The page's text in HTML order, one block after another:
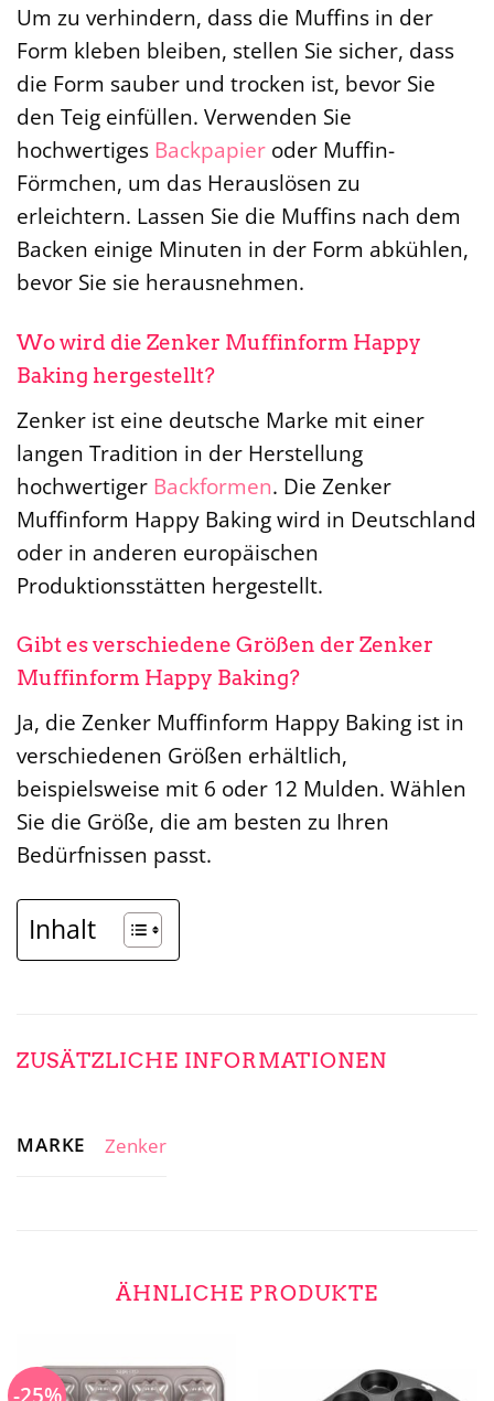
Um zu verhindern, dass die Muffins in der
Form kleben bleiben, stellen Sie sicher, dass
die Form sauber und trocken ist, bevor Sie
den Teig einfüllen. Verwenden Sie
hochwertiges Backpapier oder Muffin-
Förmchen, um das Herauslösen zu
erleichtern. Lassen Sie die Muffins nach dem
Backen einige Minuten in der Form abkühlen,
bevor Sie sie herausnehmen.
Wo wird die Zenker Muffinform Happy
Baking hergestellt?
Zenker ist eine deutsche Marke mit einer
langen Tradition in der Herstellung
hochwertiger Backformen. Die Zenker
Muffinform Happy Baking wird in Deutschland
oder in anderen europäischen
Produktionsstätten hergestellt.
Gibt es verschiedene Größen der Zenker
Muffinform Happy Baking?
Ja, die Zenker Muffinform Happy Baking ist in
verschiedenen Größen erhältlich,
beispielsweise mit 6 oder 12 Mulden. Wählen
Sie die Größe, die am besten zu Ihren
Bedürfnissen passt.
Inhalt
ZUSÄTZLICHE INFORMATIONEN
MARKE Zenker
ÄHNLICHE PRODUKTE
-25%